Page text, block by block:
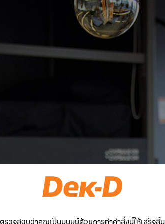
ตรวจสอบว่าคุณเป็นมนุษย์ด้วยการทำคำสั่งนี้ให้เสร็จสิ้น